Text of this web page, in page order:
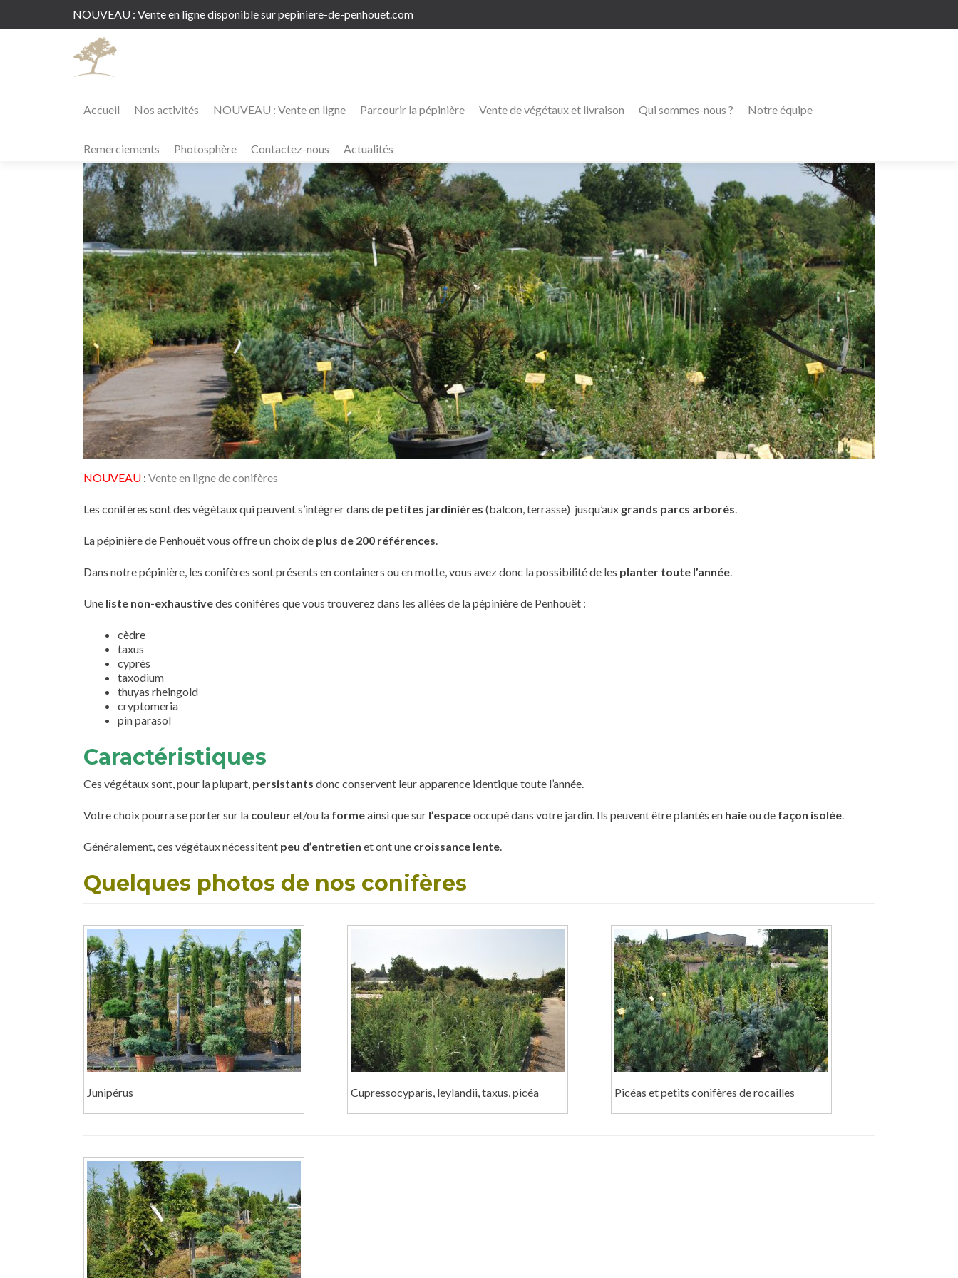
NOUVEAU : Vente en ligne disponible surpepiniere-de-penhouet.com
Accueil Nos activités NOUVEAU : Vente en ligne Parcourir la pépinière Vente de végétaux et livraison Qui sommes-nous ? Notre équipe
Remerciements Photosphère Contactez-nous Actualités
NOUVEAU : Vente en ligne de conifères
Les conifères sont des végétaux qui peuvent s’intégrer dans de petites jardinières (balcon, terrasse) jusqu’aux grands parcs arborés.
La pépinière de Penhouët vous offre un choix de plus de 200 références.
Dans notre pépinière, les conifères sont présents en containers ou en motte, vous avez donc la possibilité de les planter toute l’année.
Une liste non-exhaustivedes conifères que vous trouverez dans les allées de la pépinière de Penhouët :
cèdre
taxus
cyprès
taxodium
thuyas rheingold
cryptomeria
pin parasol
Caractéristiques
Ces végétaux sont, pour la plupart, persistants donc conservent leur apparence identique toute l’année.
Votre choix pourra se porter sur la couleuret/ou la formeainsi que sur l’espaceoccupé dans votre jardin. Ils peuvent être plantés en haieou de façon isolée.
Généralement, ces végétaux nécessitent peu d’entretien et ont une croissance lente.
Quelques photos de nos conifères
Junipérus Cupressocyparis, leylandii, taxus, picéa Picéas et petits conifères de rocailles